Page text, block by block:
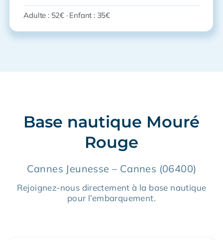
Adulte : 52€ · Enfant : 35€
Base nautique Mouré
Rouge
Cannes Jeunesse – Cannes (06400)
Rejoignez-nous directement à la base nautique
pour l’embarquement.